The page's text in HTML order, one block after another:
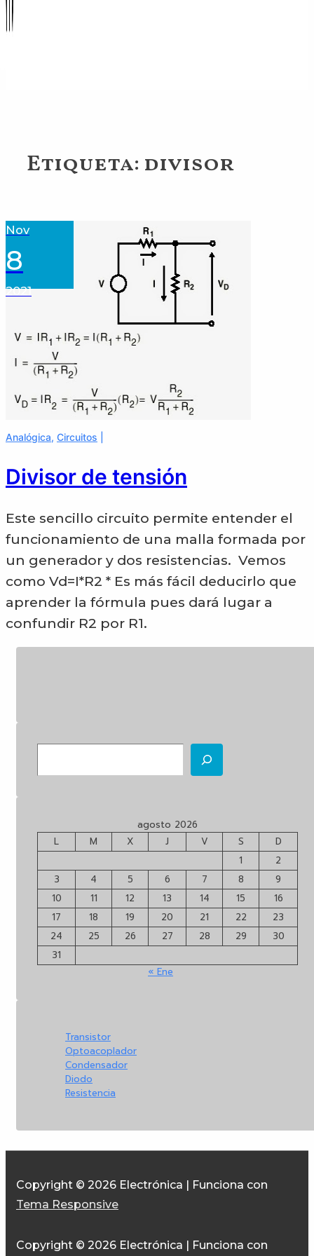
Etiqueta: divisor
Nov
8
2021
Analógica, Circuitos
Divisor de tensión
Este sencillo circuito permite entender el
funcionamiento de una malla formada por
un generador y dos resistencias. Vemos
como Vd=I*R2 * Es más fácil deducirlo que
aprender la fórmula pues dará lugar a
confundir R2 por R1.
agosto 2026
L
M X J V S
D
1
2
3
4 5 6 7 8
9
10
11 12 13 14 15
16
17
18 19 20 21 22
23
24
25 26 27 28 29
30
31
« Ene
Transistor
Optoacoplador
Condensador
Diodo
Resistencia
Copyright © 2026 Electrónica | Funciona con
Tema Responsive
Copyright © 2026 Electrónica | Funciona con